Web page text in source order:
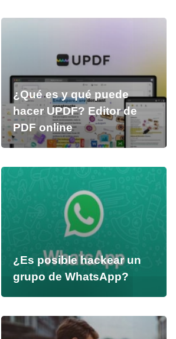
¿Qué es y qué puede
hacer UPDF? Editor de
PDF online
¿Es posible hackear un
grupo de WhatsApp?